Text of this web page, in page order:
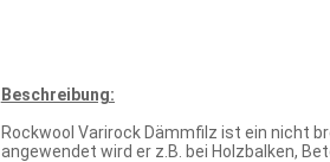
Beschreibung:
Rockwool Varirock Dämmfilz ist ein nicht
angewendet wird er z.B. bei Holzbalken,